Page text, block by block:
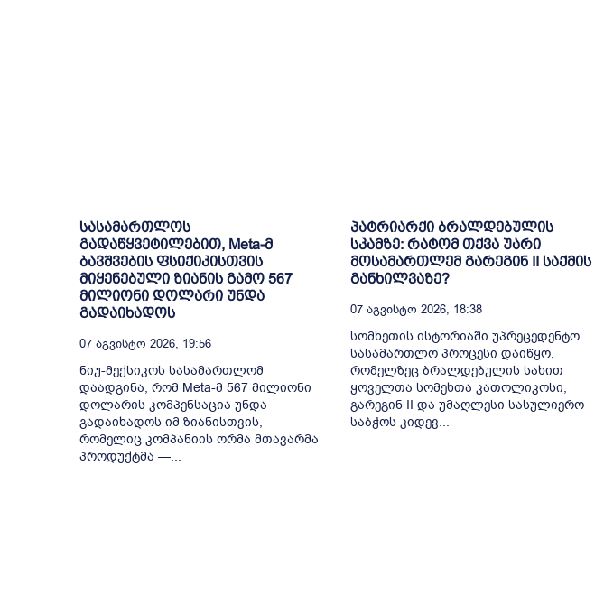
სასამართლოს
გადაწყვეტილებით, Meta-მ
ბავშვების ფსიქიკისთვის
მიყენებული ზიანის გამო 567
მილიონი დოლარი უნდა
გადაიხადოს
07 Აგვისტო 2026, 19:56
ნიუ-მექსიკოს სასამართლომ
დაადგინა, რომ Meta-მ 567 მილიონი
დოლარის კომპენსაცია უნდა
გადაიხადოს იმ ზიანისთვის,
რომელიც კომპანიის ორმა მთავარმა
პროდუქტმა —...
პატრიარქი ბრალდებულის
სკამზე: რატომ თქვა უარი
მოსამართლემ გარეგინ II საქმის
განხილვაზე?
07 Აგვისტო 2026, 18:38
სომხეთის ისტორიაში უპრეცედენტო
სასამართლო პროცესი დაიწყო,
რომელზეც ბრალდებულის სახით
ყოველთა სომეხთა კათოლიკოსი,
გარეგინ II და უმაღლესი სასულიერო
საბჭოს კიდევ...